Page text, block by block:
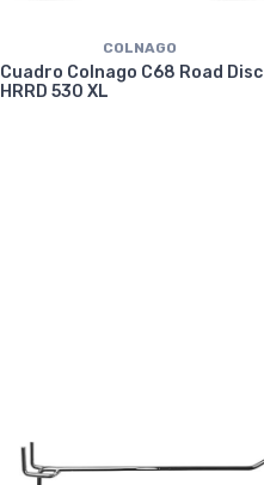
COLNAGO
Cuadro Colnago C68 Road Disc
HRRD 530 XL